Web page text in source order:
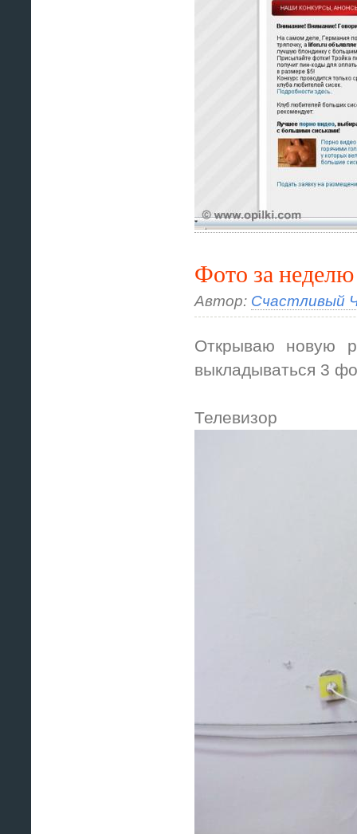
Фото за неделю
Автор: Счастливый
Открываю новую
выкладываться 3
Телевизор